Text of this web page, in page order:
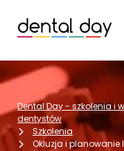
Dental Day - szkolenia i
dentystów
Szkolenia
Okluzja i planowanie